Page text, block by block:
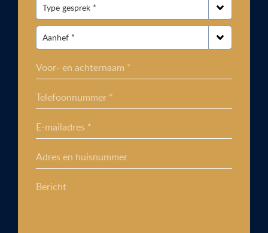
Voor- en achternaam *
Telefoonnummer *
E-mailadres *
Adres en huisnummer
Bericht